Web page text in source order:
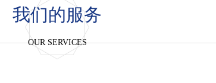
我们的服务
OUR SERVICES